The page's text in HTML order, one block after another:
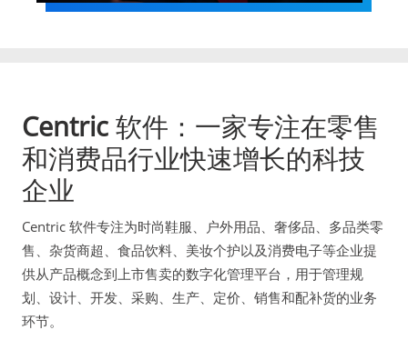
Centric 软件：一家专注在零售
和消费品行业快速增长的科技
企业
Centric 软件专注为时尚鞋服、户外用品、奢侈品、多品类零
售、杂货商超、食品饮料、美妆个护以及消费电子等企业提
供从产品概念到上市售卖的数字化管理平台，用于管理规
划、设计、开发、采购、生产、定价、销售和配补货的业务
环节。